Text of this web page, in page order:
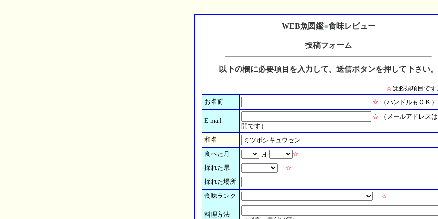
WEB魚図鑑●食味レビュー
投稿フォーム
以下の欄に必要項目を入力して、送信ボタンを押して下さい。
☆は必須項目です
お名前
☆ （ハンドルもＯＫ）
E-mail
☆ （メールアドレス
開です）
和名
食べた月
月
☆
採れた県
☆
採れた場所
食味ランク
☆
料理方法